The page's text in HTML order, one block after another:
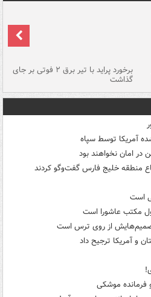
برخورد پراید با تیر برق ۲ فوتی بر جای
گذاشت
آمریکا توسط سپاه
در امان نخواهند بود
منطقه خلیج فارس گفت‌وگو کردند
است
مکتب عاشورا است
تصمیم‌هایش از روی ترس است
و آمریکا ترجیح داد
فرمانده‌ موشکی